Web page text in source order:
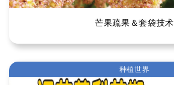
芒果疏果＆套袋技术
种植世界